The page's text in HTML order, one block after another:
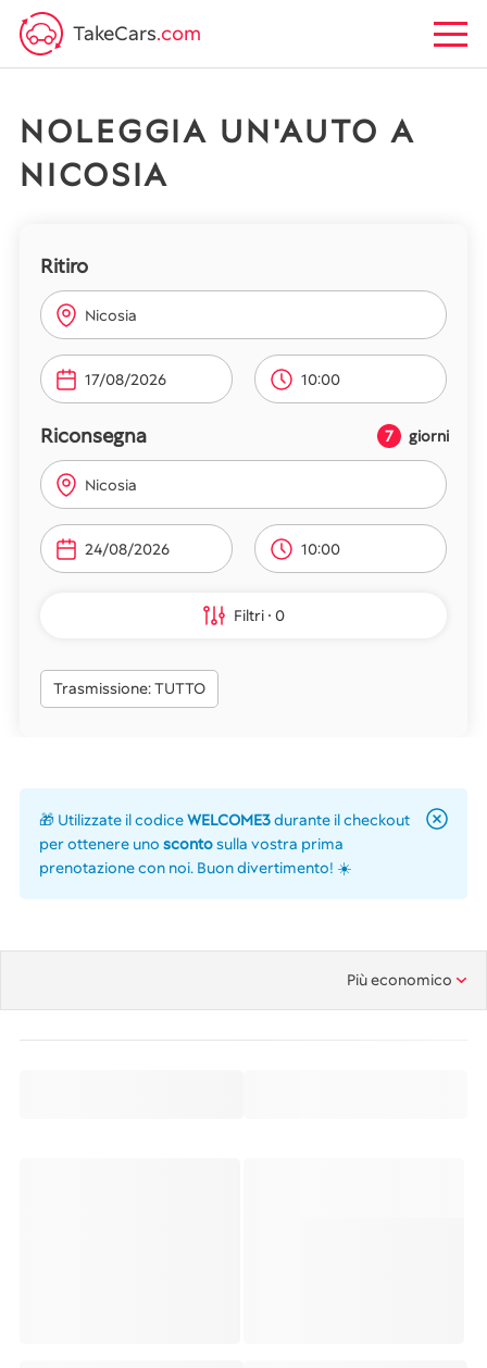
TakeCars.com
NOLEGGIA UN'AUTO A
NICOSIA
Ritiro
Nicosia
10:00
Riconsegna 7 giorni
Nicosia
10:00
Filtri 0
Trasmissione: TUTTO
🎁 Utilizzate il codiceWELCOME3durante il checkout
per ottenere uno scontosulla vostra prima
prenotazione con noi. Buon divertimento! ☀️
Più economico